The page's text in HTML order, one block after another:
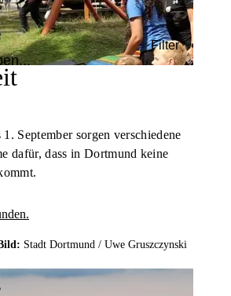
September sorgen verschiedene
dafür, dass in Dortmund keine
Stadt Dortmund / Uwe Gruszczynski
Filter